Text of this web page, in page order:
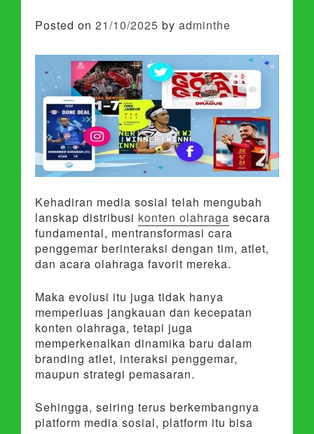
Posted on 21/10/2025 by adminthe
Kehadiran media sosial telah mengubah
lanskap distribusi konten olahraga secara
fundamental, mentransformasi cara
penggemar berinteraksi dengan tim, atlet,
dan acara olahraga favorit mereka.
Maka evolusi itu juga tidak hanya
memperluas jangkauan dan kecepatan
konten olahraga, tetapi juga
memperkenalkan dinamika baru dalam
branding atlet, interaksi penggemar,
maupun strategi pemasaran.
Sehingga, seiring terus berkembangnya
platform media sosial, platform itu bisa